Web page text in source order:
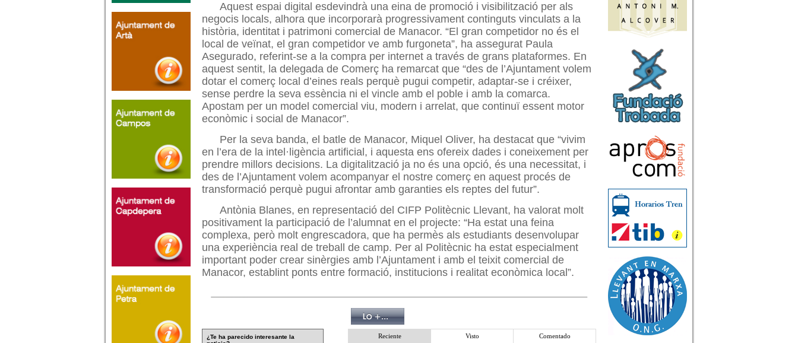
Aquest espai digital esdevindrà una eina de promoció i visibilització per als
negocis locals, alhora que incorporarà progressivament continguts vinculats a la
història, identitat i patrimoni comercial de Manacor. “El gran competidor no és el
local de veïnat, el gran competidor ve amb furgoneta”, ha assegurat Paula
Asegurado, referint-se a la compra per internet a través de grans plataformes. En
aquest sentit, la delegada de Comerç ha remarcat que “des de l’Ajuntament volem
dotar el comerç local d’eines reals perquè pugui competir, adaptar-se i créixer,
sense perdre la seva essència ni el vincle amb el poble i amb la comarca.
Apostam per un model comercial viu, modern i arrelat, que continuï essent motor
econòmic i social de Manacor”.
Per la seva banda, el batle de Manacor, Miquel Oliver, ha destacat que “vivim
en l’era de la intel·ligència artificial, i aquesta ens ofereix dades i coneixement per
prendre millors decisions. La digitalització ja no és una opció, és una necessitat, i
des de l’Ajuntament volem acompanyar el nostre comerç en aquest procés de
transformació perquè pugui afrontar amb garanties els reptes del futur”.
Antònia Blanes, en representació del CIFP Politècnic Llevant, ha valorat molt
positivament la participació de l’alumnat en el projecte: “Ha estat una feina
complexa, però molt engrescadora, que ha permès als estudiants desenvolupar
una experiència real de treball de camp. Per al Politècnic ha estat especialment
important poder crear sinèrgies amb l’Ajuntament i amb el teixit comercial de
Manacor, establint ponts entre formació, institucions i realitat econòmica local”.
¿Te ha parecido interesante la
Reciente Visto Comentado